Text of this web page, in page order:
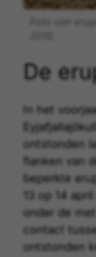
De
In het
ontstonden
flanken van
beperkte
13 op 14
onder de
contact
ontstonden